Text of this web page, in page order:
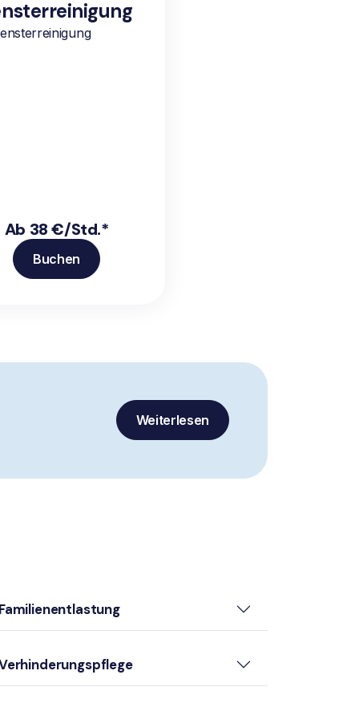
Ab 38 €/Std.*
Buchen
Weiterlesen